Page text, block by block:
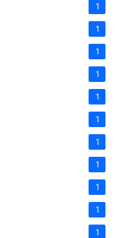
1
1
1
1
1
1
1
1
1
1
1